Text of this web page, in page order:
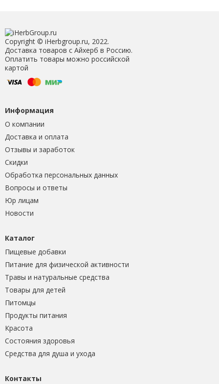
Copyright © iHerbgroup.ru, 2022.
Доставка товаров с Айхерб в Россию.
Оплатить товары можно российской
картой
Информация
О компании
Доставка и оплата
Отзывы и заработок
Скидки
Обработка персональных данных
Вопросы и ответы
Юр лицам
Новости
Каталог
Пищевые добавки
Питание для физической активности
Травы и натуральные средства
Товары для детей
Питомцы
Продукты питания
Красота
Состояния здоровья
Средства для душа и ухода
Контакты